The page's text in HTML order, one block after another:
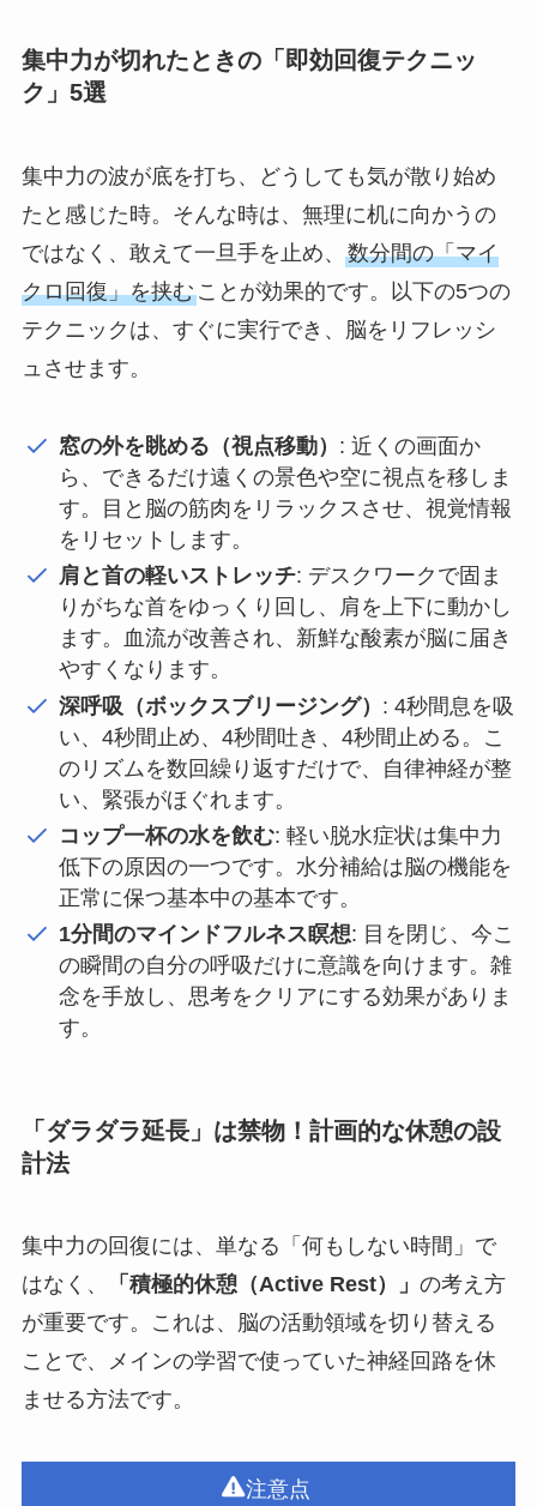
集中力が切れたときの「即効回復テクニッ
ク」5選
集中力の波が底を打ち、どうしても気が散り始め
たと感じた時。そんな時は、無理に机に向かうの
ではなく、敢えて一旦手を止め、 数分間の「マイ
クロ回復」を挟むことが効果的です。以下の5つの
テクニックは、すぐに実行でき、脳をリフレッシ
ュさせます。
窓の外を眺める（視点移動） : 近くの画面か
ら、できるだけ遠くの景色や空に視点を移しま
す。目と脳の筋肉をリラックスさせ、視覚情報
をリセットします。
肩と首の軽いストレッチ: デスクワークで固ま
りがちな首をゆっくり回し、肩を上下に動かし
ます。血流が改善され、新鮮な酸素が脳に届き
やすくなります。
深呼吸（ボックスブリージング） : 4秒間息を吸
い、4秒間止め、4秒間吐き、4秒間止める。こ
のリズムを数回繰り返すだけで、自律神経が整
い、緊張がほぐれます。
コップ一杯の水を飲む: 軽い脱水症状は集中力
低下の原因の一つです。水分補給は脳の機能を
正常に保つ基本中の基本です。
1分間のマインドフルネス瞑想: 目を閉じ、今こ
の瞬間の自分の呼吸だけに意識を向けます。雑
念を手放し、思考をクリアにする効果がありま
す。
「ダラダラ延長」は禁物！計画的な休憩の設
計法
集中力の回復には、単なる「何もしない時間」で
はなく、
「積極的休憩（Active Rest）」 の考え方
が重要です。これは、脳の活動領域を切り替える
ことで、メインの学習で使っていた神経回路を休
ませる方法です。
注意点